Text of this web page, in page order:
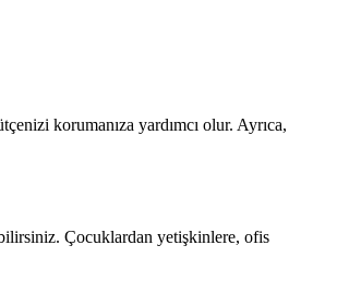
korumanıza yardımcı olur. Ayrıca,
Çocuklardan yetişkinlere, ofis